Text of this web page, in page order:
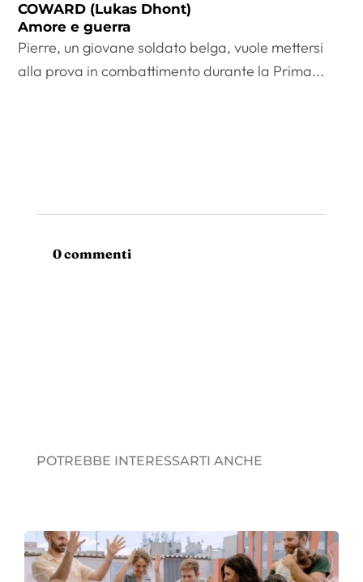
COWARD (Lukas Dhont)
Amore e guerra
Pierre, un giovane soldato belga, vuole mettersi
alla prova in combattimento durante la Prima...
0 commenti
POTREBBE INTERESSARTI ANCHE